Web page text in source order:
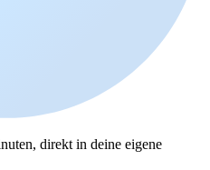
direkt in deine eigene